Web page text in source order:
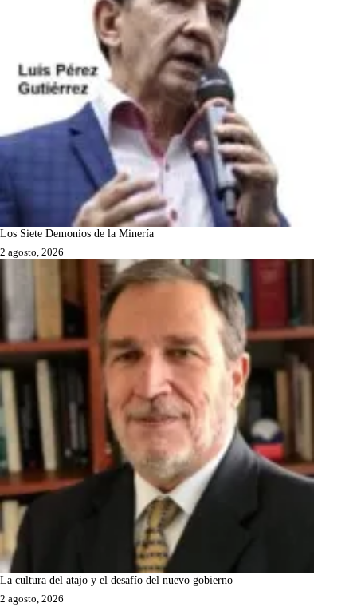
Los Siete Demonios de la Minería
2 agosto, 2026
La cultura del atajo y el desafío del nuevo gobierno
2 agosto, 2026